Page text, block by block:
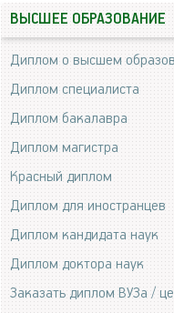
ВЫСШЕЕ ОБРАЗОВАНИЕ
Диплом о высшем
Диплом специалиста
Диплом бакалавра
Диплом магистра
Красный диплом
Диплом для иностранцев
Диплом кандидата наук
Диплом доктора наук
Заказать диплом ВУЗа /